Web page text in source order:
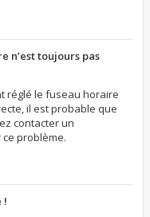
n’est toujours pas
réglé le fuseau horaire
il est probable que
contacter un
problème.
!